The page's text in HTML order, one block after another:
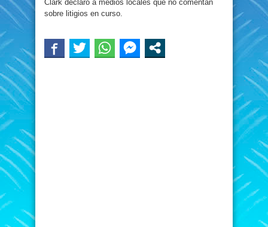
Clark declaró a medios locales que no comentan
sobre litigios en curso.